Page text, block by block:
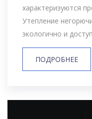
характеризуются
Утепление
экологично и
ПОДРОБНЕЕ